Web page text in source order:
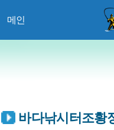
메인
바다낚시터조황